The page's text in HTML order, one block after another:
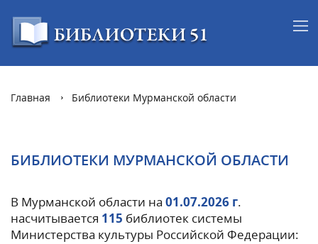
Главная Библиотеки Мурманской области
БИБЛИОТЕКИ МУРМАНСКОЙ ОБЛАСТИ
В Мурманской области на 01.07.2026 г.
насчитывается 115 библиотек системы
Министерства культуры Российской Федерации: